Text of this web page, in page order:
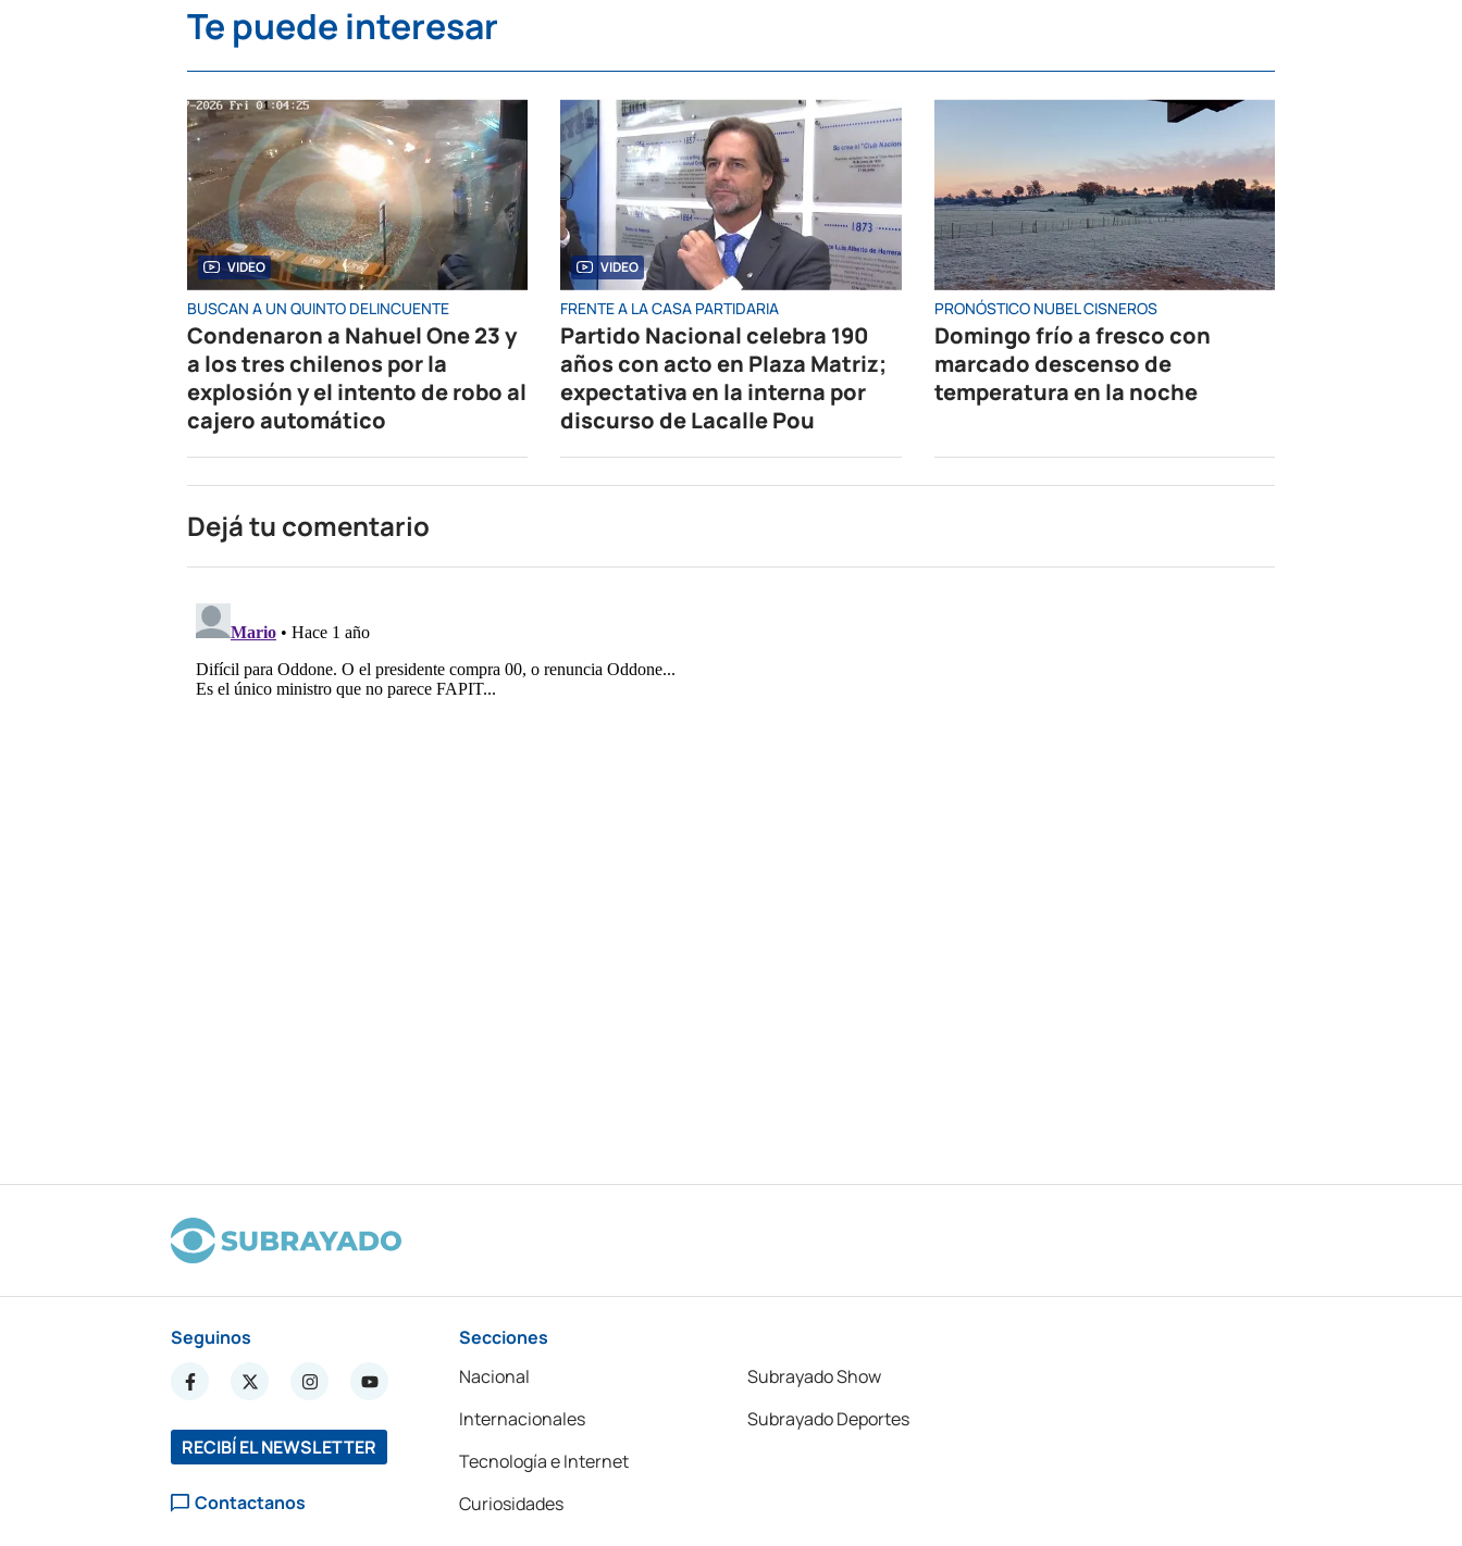
Te puede interesar
VIDEO
BUSCAN A UN QUINTO DELINCUENTE
Condenaron a Nahuel One 23 y
a los tres chilenos por la
explosión y el intento de robo al
cajero automático
VIDEO
FRENTE A LA CASA PARTIDARIA
Partido Nacional celebra 190
años con acto en Plaza Matriz;
expectativa en la interna por
discurso de Lacalle Pou
PRONÓSTICO NUBEL CISNEROS
Domingo frío a fresco con
marcado descenso de
temperatura en la noche
Dejá tu comentario
Seguinos
RECIBÍ EL NEWSLETTER
Contactanos
Secciones
Nacional
Internacionales
Tecnología e Internet
Curiosidades
Subrayado Show
Subrayado Deportes